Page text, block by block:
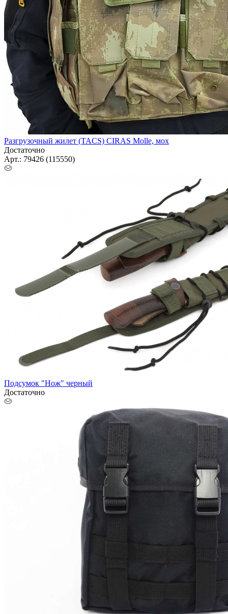
Разгрузочный жилет (TACS) CIRAS Molle, мох
Достаточно
Арт.: 79426 (115550)
Подсумок "Нож" черный
Достаточно